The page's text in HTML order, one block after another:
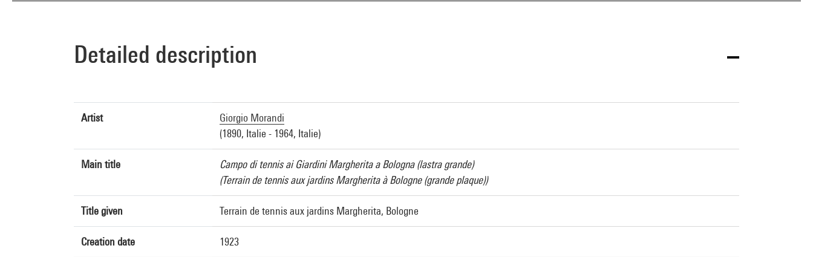
Detailed description
Artist
Giorgio Morandi
(1890, Italie - 1964, Italie)
Main title
Campo di tennis ai Giardini Margherita a Bologna (lastra grande)
(Terrain de tennis aux jardins Margherita à Bologne (grande plaque))
Title given Terrain de tennis aux jardins Margherita, Bologne
Creation date 1923